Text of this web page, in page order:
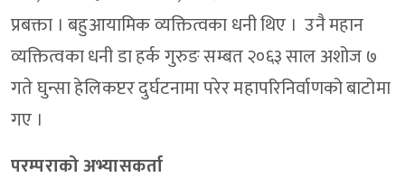
प्रबक्ता । बहुआयामिक व्यक्तित्वका धनी थिए । उनै महान
व्यक्तित्वका धनी डा हर्क गुरुङ सम्बत २०६३ साल अशोज ७
गते घुन्सा हेलिकप्टर दुर्घटनामा परेर महापरिनिर्वाणको बाटोमा
गए ।
परम्पराको अभ्यासकर्ता